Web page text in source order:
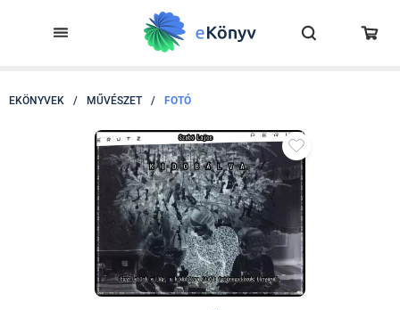
EKÖNYVEK / MŰVÉSZET / FOTÓ